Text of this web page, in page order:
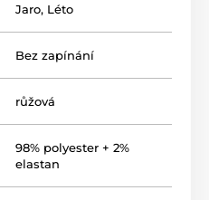
Jaro, Léto
Bez zapínání
růžová
98% polyester + 2%
elastan